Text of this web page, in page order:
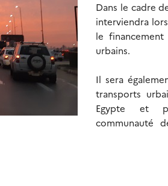
Dans le cadre
interviendra
le
urbains.
Il sera
transports
Egypte et
communauté